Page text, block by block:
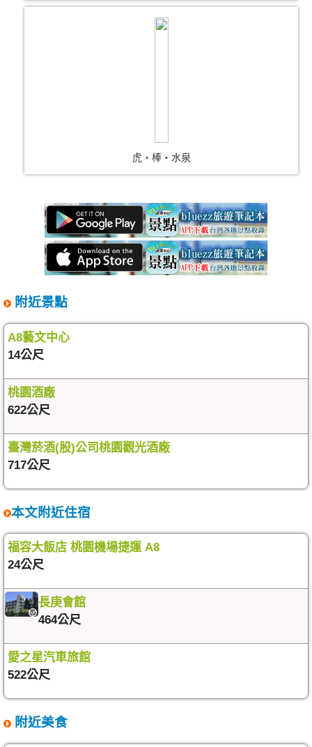
虎‧棒‧水泉
附近景點
A8藝文中心
14公尺
桃園酒廠
622公尺
臺灣菸酒(股)公司桃園觀光酒廠
717公尺
本文附近住宿
福容大飯店 桃園機場捷運 A8
24公尺
長庚會館
464公尺
愛之星汽車旅館
522公尺
附近美食